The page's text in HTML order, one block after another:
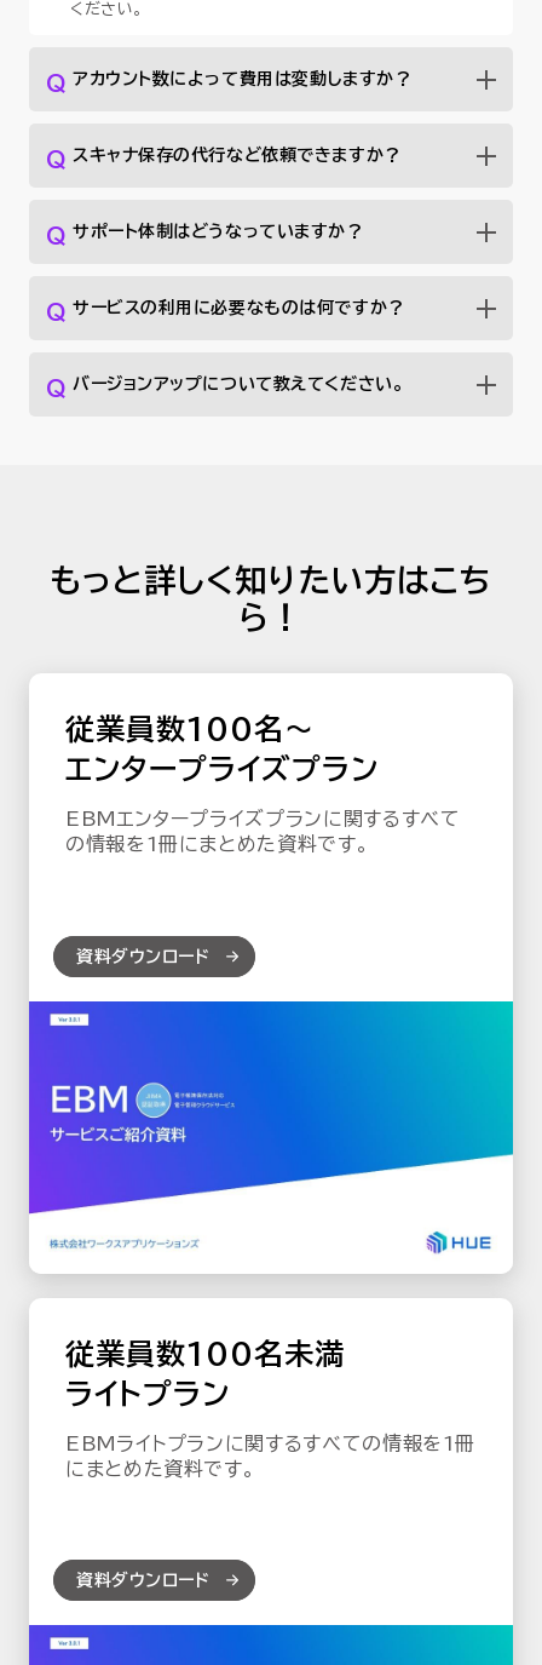
ください。
アカウント数によって費用は変動しますか？
スキャナ保存の代行など依頼できますか？
サポート体制はどうなっていますか？
サービスの利用に必要なものは何ですか？
バージョンアップについて教えてください。
もっと詳しく知りたい方はこち
ら！
従業員数100名～
エンタープライズプラン
EBMエンタープライズプランに関するすべて
の情報を1冊にまとめた資料です。
資料ダウンロード
従業員数100名未満
ライトプラン
EBMライトプランに関するすべての情報を1冊
にまとめた資料です。
資料ダウンロード